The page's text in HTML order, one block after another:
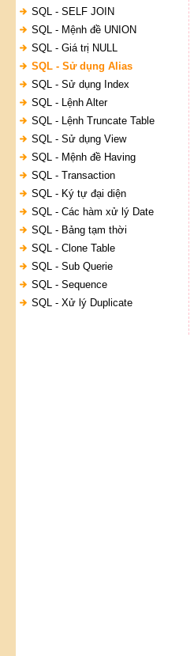
SQL - SELF JOIN
SQL - Mệnh đề UNION
SQL - Giá trị NULL
SQL - Sử dụng Alias
SQL - Sử dụng Index
SQL - Lệnh Alter
SQL - Lệnh Truncate Table
SQL - Sử dụng View
SQL - Mệnh đề Having
SQL - Transaction
SQL - Ký tự đại diện
SQL - Các hàm xử lý Date
SQL - Bảng tạm thời
SQL - Clone Table
SQL - Sub Querie
SQL - Sequence
SQL - Xử lý Duplicate